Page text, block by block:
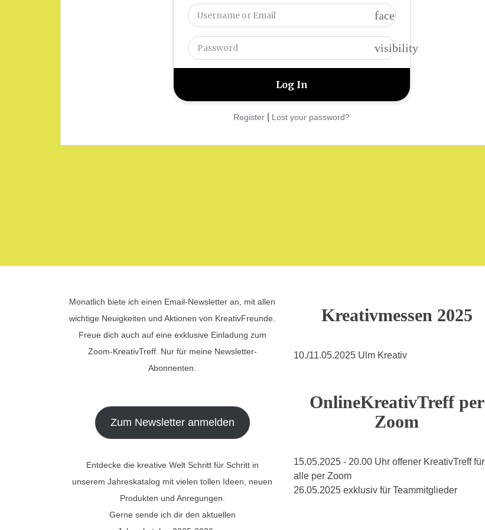
face
visibility
Register Lost your password?
Monatlich biete ich einen Email-Newsletter an, mit allen
wichtige Neuigkeiten und Aktionen von KreativFreunde.
Freue dich auch auf eine exklusive Einladung zum
Zoom-KreativTreff. Nur für meine Newsletter-
Abonnenten.
Zum Newsletter anmelden
Entdecke die kreative Welt Schritt für Schritt in
unserem Jahreskatalog mit vielen tollen Ideen, neuen
Produkten und Anregungen.
Gerne sende ich dir den aktuellen
Kreativmessen 2025
10./11.05.2025 Ulm Kreativ
OnlineKreativTreff per
Zoom
15.05.2025 - 20.00 Uhr offener KreativTreff für
alle per Zoom
26.05.2025 exklusiv für Teammitglieder